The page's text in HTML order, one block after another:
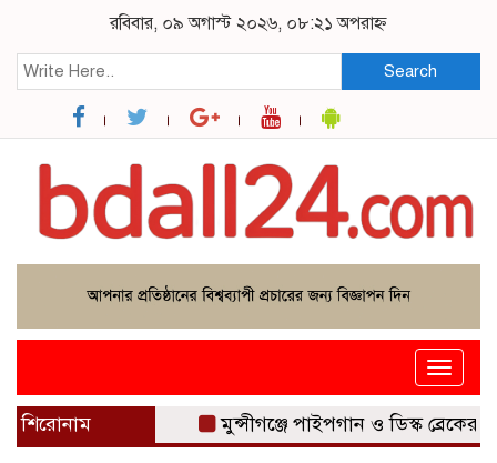
রবিবার, ০৯ অগাস্ট ২০২৬, ০৮:২১ অপরাহ্ন
Search
Toggle
শিরোনাম মুন্সীগঞ্জে পাইপগান ও ডিস্ক ব্রেকের